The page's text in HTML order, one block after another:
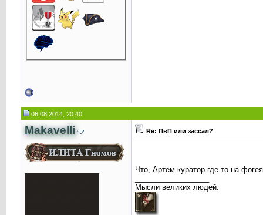
06.08.2014, 20:40
Makavelli Re: ПвП или зассал?
Что, Артём куратор где-то на
Мысли великих людей: